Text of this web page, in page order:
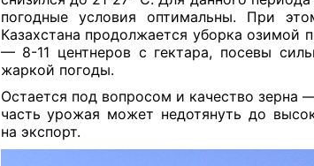
погодные условия оптимальны. При
Казахстана продолжается уборка озимой
— 8-11 центнеров с гектара, посевы
жаркой погоды.
Остается под вопросом и качество зерна
часть урожая может недотянуть до
на экспорт.